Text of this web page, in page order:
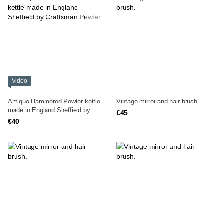
Video
Antique Hammered Pewter kettle
made in England Sheffield by
Craftsman Pewter
€40
Vintage mirror and hair brush.
€45